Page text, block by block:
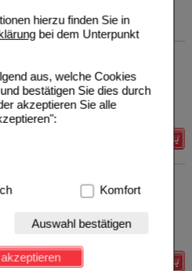
hierzu finden Sie in
bei dem Unterpunkt
aus, welche Cookies
bestätigen Sie dies durch
akzeptieren Sie alle
Hierbei handelt es sich um
Navigation, Warenkorb,
diese nicht verzichtet
Komfort
Auswahl bestätigen
Rudolf Keil Kapseln
UVP** 24,95 €
Unser Preis *
Sie sparen
B6 P-5-P Kapseln
Unser Preis *
Details